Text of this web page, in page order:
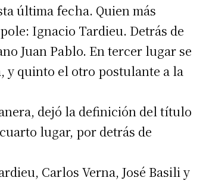
última fecha. Quien más
Ignacio Tardieu. Detrás de
Juan Pablo. En tercer lugar se
y quinto el otro postulante a la
dejó la definición del título
lugar, por detrás de
Carlos Verna, José Basili y